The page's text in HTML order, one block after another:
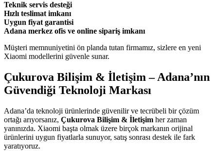
Teknik servis desteği
Hızlı teslimat imkanı
Uygun fiyat garantisi
Adana merkez ofis ve online sipariş imkanı
Müşteri memnuniyetini ön planda tutan firmamız, sizlere en yeni
Xiaomi modellerini güvenle sunar.
Çukurova Bilişim & İletişim – Adana’nın
Güvendiği Teknoloji Markası
Adana’da teknoloji ürünlerinde güvenilir ve tecrübeli bir çözüm
ortağı arıyorsanız, Çukurova Bilişim & İletişim her zaman
yanınızda. Xiaomi başta olmak üzere birçok markanın orijinal
ürünlerini uygun fiyatlarla sunuyor, satış sonrası destek ile fark
yaratıyoruz.